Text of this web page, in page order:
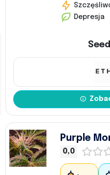
Depresja
Purple
0,0